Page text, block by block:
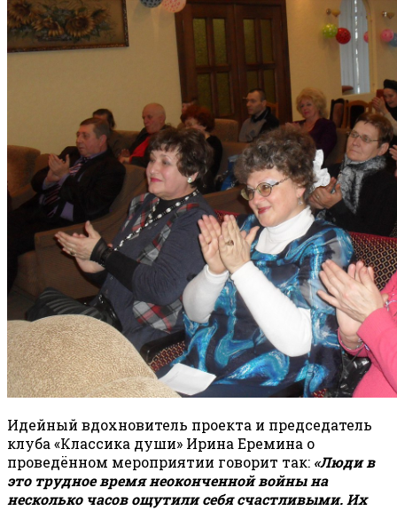
Идейный вдохновитель проекта и председатель
клуба «Классика души» Ирина Еремина о
проведённом мероприятии говорит так: «Люди в
это трудное время неоконченной войны на
несколько часов ощутили себя счастливыми. Их